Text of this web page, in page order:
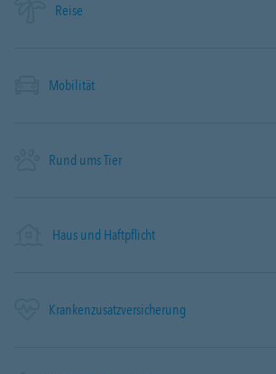
Reise
Mobilität
Rund ums Tier
Haus und Haftpflicht
Krankenzusatzversicherung